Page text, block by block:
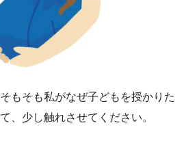
もそも私がなぜ子どもを授かりた
、少し触れさせてください。